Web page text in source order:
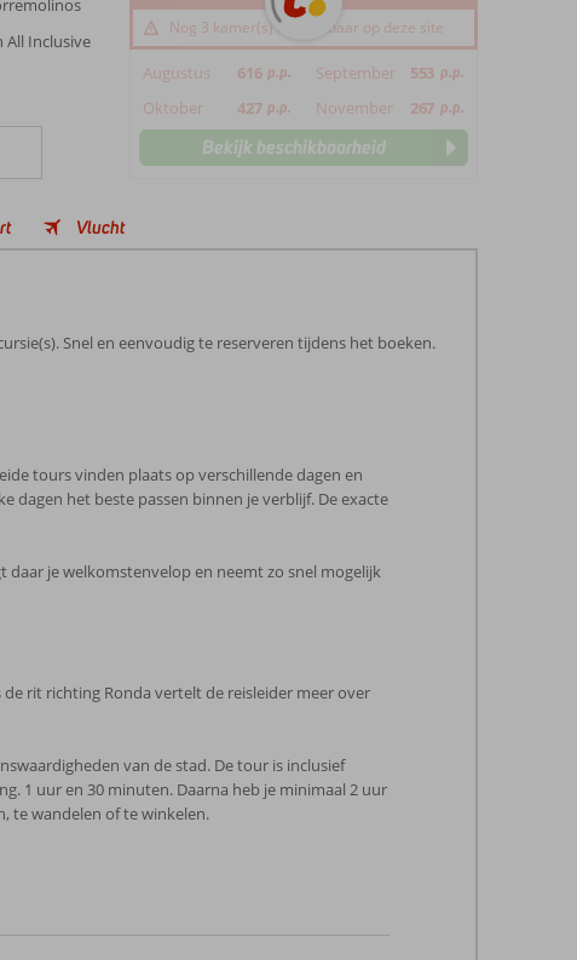
All Inclusive
Nog 3 kamer(s) beschikbaar op deze site
Augustus 616 p.p. September 553 p.p.
Oktober 427 p.p. November 267 p.p.
Bekijk beschikbaarheid
Vlucht
Snel en eenvoudig te reserveren tijdens het boeken.
tours vinden plaats op verschillende dagen en
dagen het beste passen binnen je verblijf. De exacte
je welkomstenvelop en neemt zo snel mogelijk
rit richting Ronda vertelt de reisleider meer over
van de stad. De tour is inclusief
1 uur en 30 minuten. Daarna heb je minimaal 2 uur
te wandelen of te winkelen.